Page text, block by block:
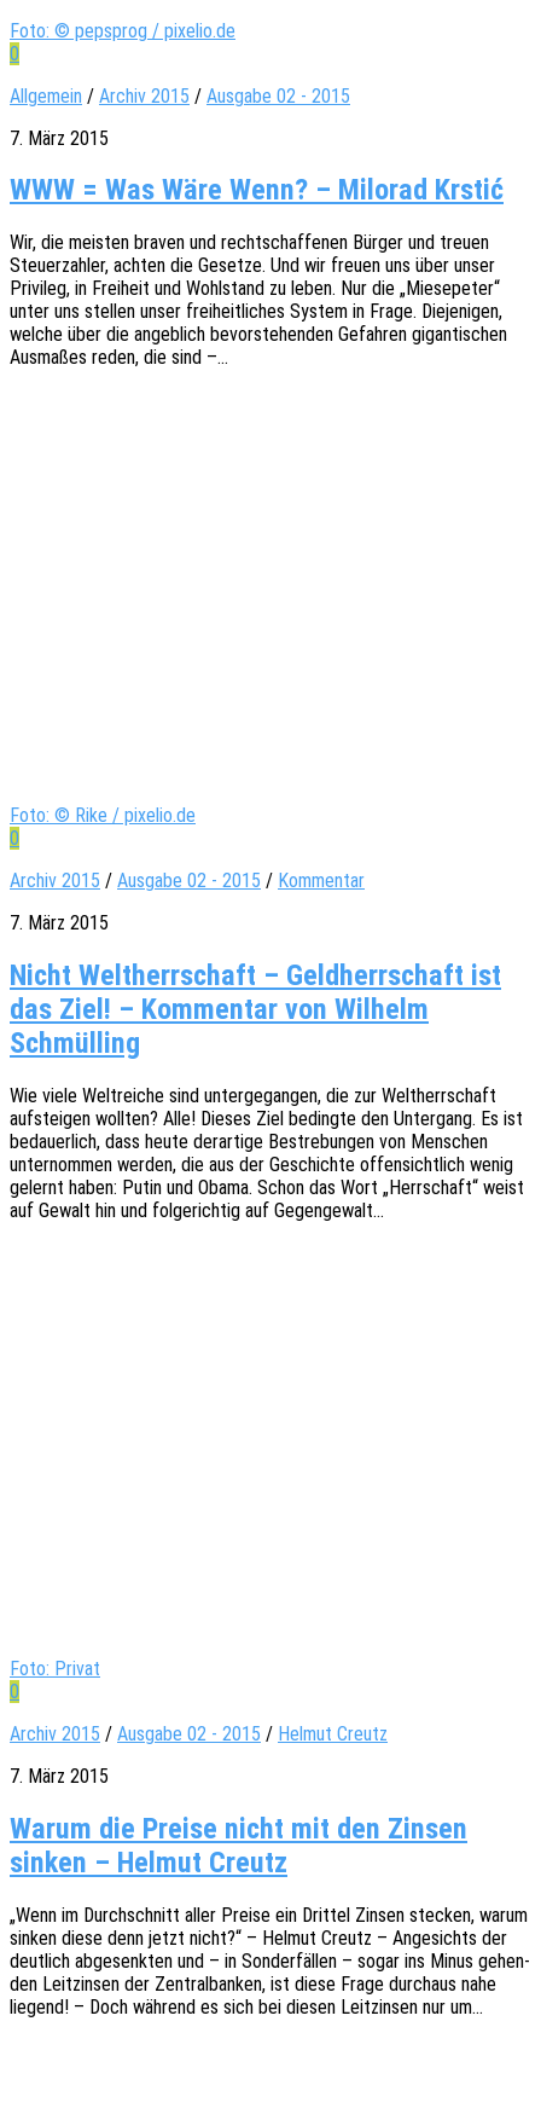
Foto: © pepsprog / pixelio.de
0
Allgemein / Archiv 2015 / Ausgabe 02 - 2015
7. März 2015
WWW = Was Wäre Wenn? – Milorad Krstić
Wir, die meis­ten braven und recht­schaf­fe­nen Bürger und treuen
Steu­er­zah­ler, achten die Geset­ze. Und wir freuen uns über unser
Privi­leg, in Frei­heit und Wohl­stand zu leben. Nur die „Miese­pe­ter“
unter uns stel­len unser frei­heit­li­ches System in Frage. Dieje­ni­gen,
welche über die angeb­lich bevor­ste­hen­den Gefah­ren gigan­ti­schen
Ausma­ßes reden, die sind –…
Foto: © Rike / pixelio.de
0
Archiv 2015 / Ausgabe 02 - 2015 / Kommentar
7. März 2015
Nicht Weltherrschaft – Geldherrschaft ist
das Ziel! – Kommentar von Wilhelm
Schmülling
Wie viele Welt­rei­che sind unter­ge­gan­gen, die zur Welt­herr­schaft
aufstei­gen woll­ten? Alle! Dieses Ziel beding­te den Unter­gang. Es ist
bedau­er­lich, dass heute derar­ti­ge Bestre­bun­gen von Menschen
unter­nom­men werden, die aus der Geschich­te offen­sicht­lich wenig
gelernt haben: Putin und Obama. Schon das Wort „Herr­schaft“ weist
auf Gewalt hin und folge­rich­tig auf Gegengewalt…
Foto: Privat
0
Archiv 2015 / Ausgabe 02 - 2015 / Helmut Creutz
7. März 2015
Warum die Preise nicht mit den Zinsen
sinken – Helmut Creutz
„Wenn im Durch­schnitt aller Preise ein Drit­tel Zinsen stecken, warum
sinken diese denn jetzt nicht?“ – Helmut Creutz – Ange­sichts der
deut­lich abge­senk­ten und – in Sonder­fäl­len – sogar ins Minus gehen­
den Leit­zin­sen der Zentral­ban­ken, ist diese Frage durch­aus nahe
liegend! – Doch während es sich bei diesen Leit­zin­sen nur um…